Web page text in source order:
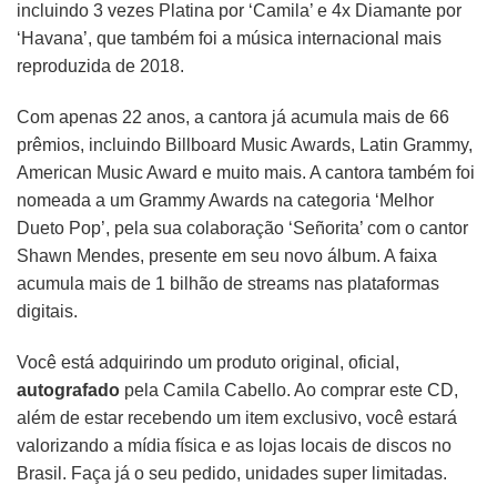
incluindo 3 vezes Platina por ‘Camila’ e 4x Diamante por
‘Havana’, que também foi a música internacional mais
reproduzida de 2018.
Com apenas 22 anos, a cantora já acumula mais de 66
prêmios, incluindo Billboard Music Awards, Latin Grammy,
American Music Award e muito mais. A cantora também foi
nomeada a um Grammy Awards na categoria ‘Melhor
Dueto Pop’, pela sua colaboração ‘Señorita’ com o cantor
Shawn Mendes, presente em seu novo álbum. A faixa
acumula mais de 1 bilhão de streams nas plataformas
digitais.
Você está adquirindo um produto original, oficial,
autografado pela Camila Cabello. Ao comprar este CD,
além de estar recebendo um item exclusivo, você estará
valorizando a mídia física e as lojas locais de discos no
Brasil. Faça já o seu pedido, unidades super limitadas.